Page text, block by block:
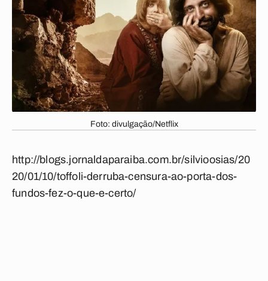
Foto: divulgação/Netflix
http://blogs.jornaldaparaiba.com.br/silvioosias/20
20/01/10/toffoli-derruba-censura-ao-porta-dos-
fundos-fez-o-que-e-certo/